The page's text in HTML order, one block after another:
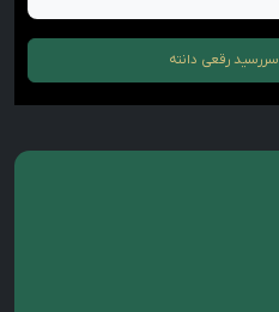
سررسید رقعی دانته